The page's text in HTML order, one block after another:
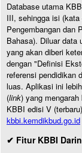
Database utama
III, sehingga isi
Pengembangan dan
Bahasa). Diluar data
yang akan diberi
dengan "Definisi
referensi pendidikan
luas. Aplikasi ini
(link) yang
KBBI edisi V
kbbi.kemdikbud.go.id
✔ Fitur KBBI